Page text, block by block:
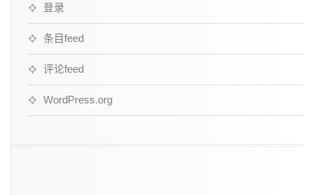
登录
条目feed
评论feed
WordPress.org